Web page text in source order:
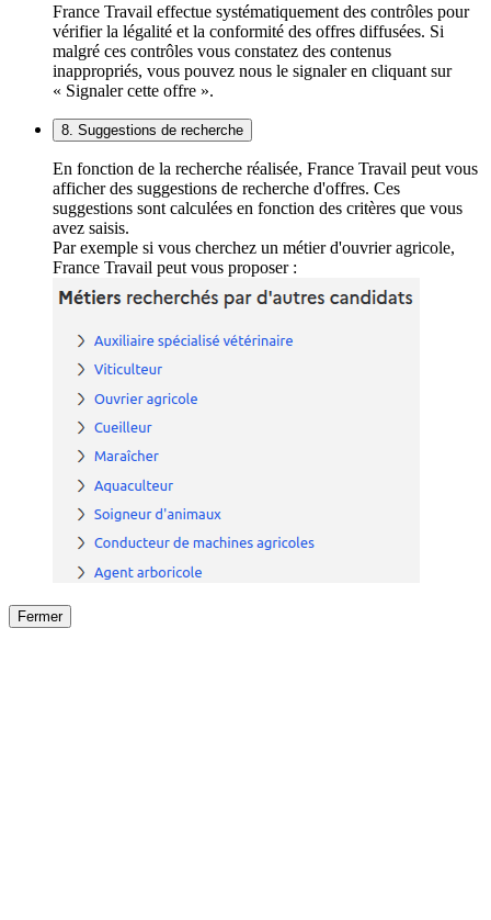
France Travail effectue systématiquement des contrôles pour
vérifier la légalité et la conformité des offres diffusées. Si
malgré ces contrôles vous constatez des contenus
inappropriés, vous pouvez nous le signaler en cliquant sur
« Signaler cette offre ».
8. Suggestions de recherche
En fonction de la recherche réalisée, France Travail peut vous
afficher des suggestions de recherche d'offres. Ces
suggestions sont calculées en fonction des critères que vous
avez saisis.
Par exemple si vous cherchez un métier d'ouvrier agricole,
France Travail peut vous proposer :
Fermer